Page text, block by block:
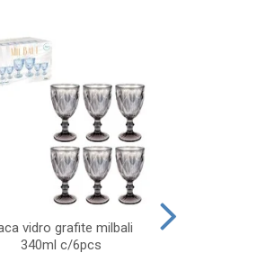
vidro grafite milbali
340ml c/6pcs